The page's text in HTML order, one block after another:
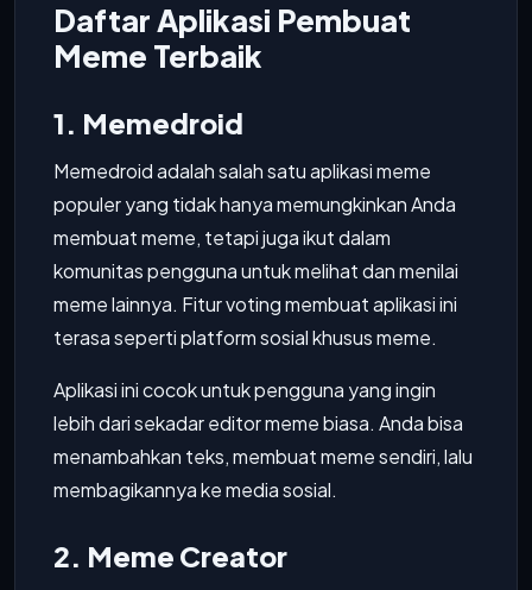
Daftar Aplikasi Pembuat
Meme Terbaik
1. Memedroid
Memedroid adalah salah satu aplikasi meme
populer yang tidak hanya memungkinkan Anda
membuat meme, tetapi juga ikut dalam
komunitas pengguna untuk melihat dan menilai
meme lainnya. Fitur voting membuat aplikasi ini
terasa seperti platform sosial khusus meme.
Aplikasi ini cocok untuk pengguna yang ingin
lebih dari sekadar editor meme biasa. Anda bisa
menambahkan teks, membuat meme sendiri, lalu
membagikannya ke media sosial.
2. Meme Creator